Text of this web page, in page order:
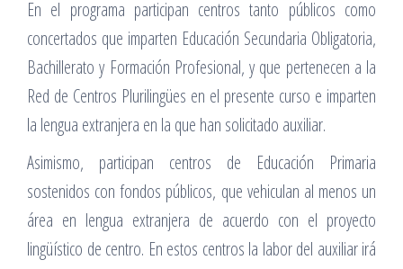
En el programa participan centros tanto públicos como
concertados que imparten Educación Secundaria Obligatoria,
Bachillerato y Formación Profesional, y que pertenecen a la
Red de Centros Plurilingües en el presente curso e imparten
la lengua extranjera en la que han solicitado auxiliar.
Asimismo, participan centros de Educación Primaria
sostenidos con fondos públicos, que vehiculan al menos un
área en lengua extranjera de acuerdo con el proyecto
lingüístico de centro. En estos centros la labor del auxiliar irá